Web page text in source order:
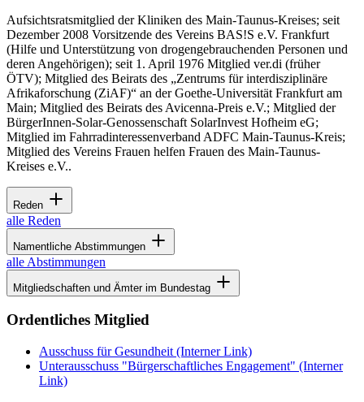
Aufsichtsratsmitglied der Kliniken des Main-Taunus-Kreises; seit
Dezember 2008 Vorsitzende des Vereins BAS!S e.V. Frankfurt
(Hilfe und Unterstützung von drogengebrauchenden Personen und
deren Angehörigen); seit 1. April 1976 Mitglied ver.di (früher
ÖTV); Mitglied des Beirats des „Zentrums für interdisziplinäre
Afrikaforschung (ZiAF)“ an der Goethe-Universität Frankfurt am
Main; Mitglied des Beirats des Avicenna-Preis e.V.; Mitglied der
BürgerInnen-Solar-Genossenschaft SolarInvest Hofheim eG;
Mitglied im Fahrradinteressenverband ADFC Main-Taunus-Kreis;
Mitglied des Vereins Frauen helfen Frauen des Main-Taunus-
Kreises e.V..
Reden
alle Reden
Namentliche Abstimmungen
alle Abstimmungen
Mitgliedschaften und Ämter im Bundestag
Ordentliches Mitglied
Ausschuss für Gesundheit (Interner Link)
Unterausschuss "Bürgerschaftliches Engagement" (Interner
Link)